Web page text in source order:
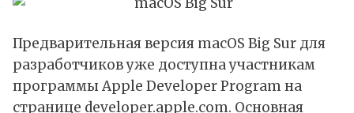
Предварительная версия macOS Big Sur для
разработчиков уже доступна участникам
программы Apple Developer Program на
странице developer.apple.com. Основная